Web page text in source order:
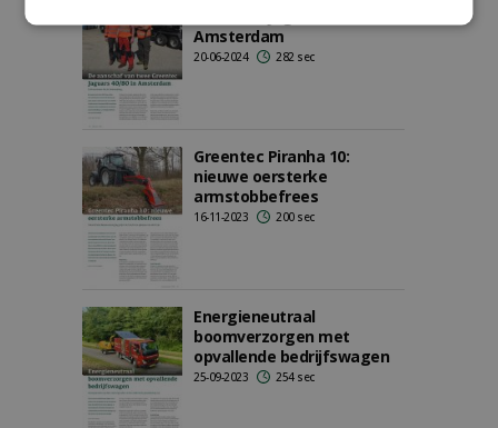
Amsterdam
20-06-2024 282 sec
Greentec Piranha 10:
nieuwe oersterke
armstobbefrees
16-11-2023 200 sec
Energieneutraal
boomverzorgen met
opvallende bedrijfswagen
25-09-2023 254 sec